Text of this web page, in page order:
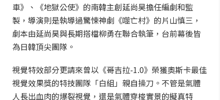
車》、《地獄公使》的南韓主創延尚昊擔任編劇和監
製，導演則是執導過驚悚神劇《噬亡村》的片山慎三，
劇本由延尚昊與長期搭檔柳勇在聯合執筆，台前幕後皆
為日韓頂尖團隊。
視覺特效部分更請來曾以《哥吉拉-1.0》榮獲奧斯卡最佳
視覺效果獎的特技團隊「白組」親自操刀。不管是氣體
人長出血肉的爆裂視覺，還是氣體穿梭實景的擬真特